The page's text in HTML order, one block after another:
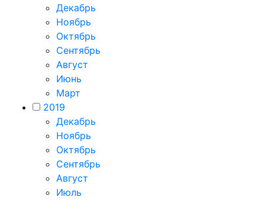
Декабрь
Ноябрь
Октябрь
Сентябрь
Август
Июнь
Март
2019
Декабрь
Ноябрь
Октябрь
Сентябрь
Август
Июль